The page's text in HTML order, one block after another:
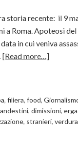
storia recente: il 9
a Roma. Apoteosi
in cui veniva
[Read more…]
, filiera, food,
, dimissioni,
, stranieri, verdura